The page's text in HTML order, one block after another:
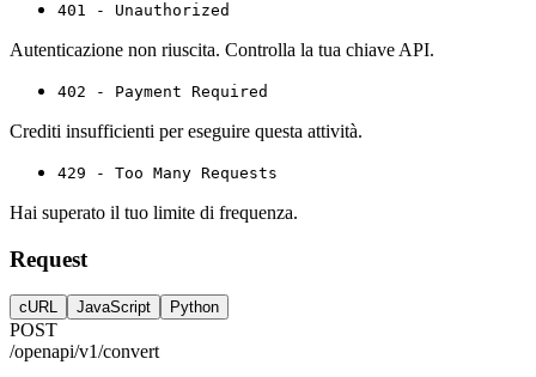
401 - Unauthorized
Autenticazione non riuscita. Controlla la tua chiave API.
402 - Payment Required
Crediti insufficienti per eseguire questa attività.
429 - Too Many Requests
Hai superato il tuo limite di frequenza.
Request
cURL JavaScript Python
POST
/openapi/v1/convert